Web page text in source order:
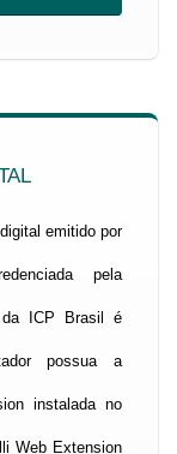
emitido por
pela
da ICP Brasil é
possua a
instalada no
Web Extension